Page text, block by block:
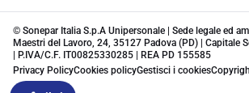
© Sonepar Italia S.p.A Unipersonale | Sede legale ed
Maestri del Lavoro, 24, 35127 Padova (PD) | Capitale
| P.IVA/C.F. IT00825330285 | REA PD 155585
Privacy PolicyCookies policyGestisci i cookies